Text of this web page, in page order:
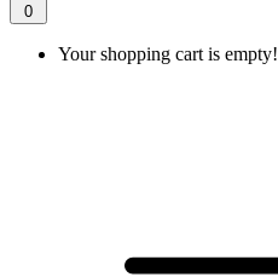
0
Your shopping cart is empty!